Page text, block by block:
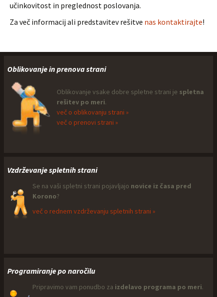
učinkovitost in preglednost poslovanja.
Za več informacij ali predstavitev rešitve nas kontaktirajte!
Oblikovanje in prenova strani
Oblikovanje vsake dobre spletne strani je spletna
rešitev po meri.
več o oblikovanju strani »
več o prenovi strani »
Vzdrževanje spletnih strani
Se na vaši spletni strani pojavljajo novice iz časa pred
Korono?
več o rednem vzdrževanju spletnih strani »
Programiranje po naročilu
Pripravimo vam ponudbo za izdelavo programa po meri.